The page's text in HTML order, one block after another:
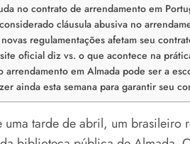
no contrato de arrendamento em
cláusula abusiva no
regulamentações afetam seu
oficial diz vs. o que acontece na
arrendamento em Almada pode ser a
ainda esta semana para garantir seu
tarde de abril, um brasileiro